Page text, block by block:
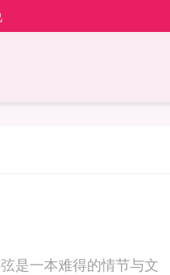
是一本难得的情节与文